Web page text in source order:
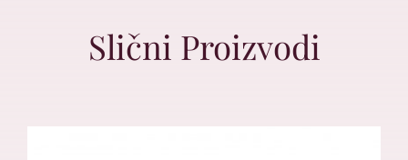
Slični Proizvodi